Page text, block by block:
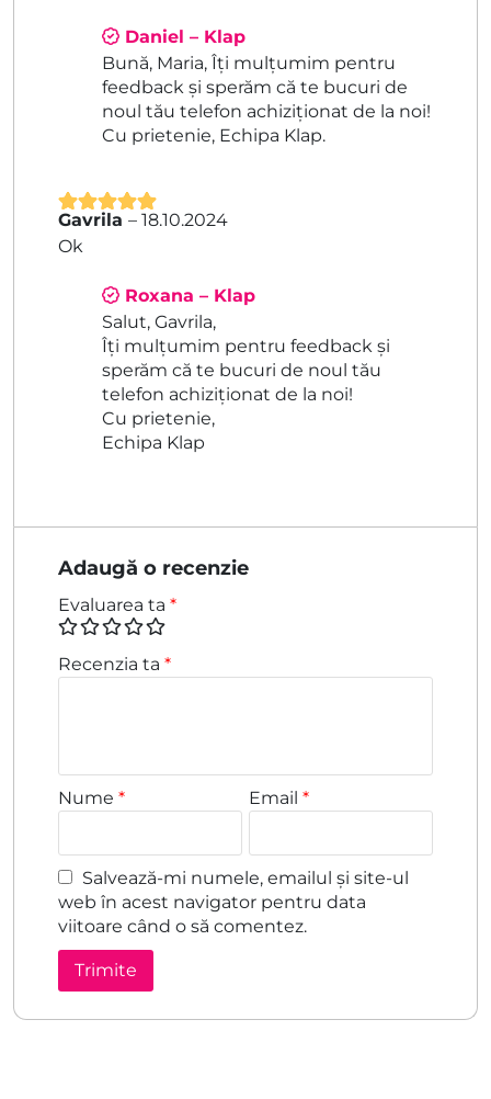
Daniel – Klap
Bună, Maria, Îți mulțumim pentru
feedback și sperăm că te bucuri de
noul tău telefon achiziționat de la noi!
Cu prietenie, Echipa Klap.
Evaluat la 5
din 5
Gavrila – 18.10.2024
Ok
Roxana – Klap
Salut, Gavrila,
Îți mulțumim pentru feedback și
sperăm că te bucuri de noul tău
telefon achiziționat de la noi!
Cu prietenie,
Echipa Klap
Adaugă o recenzie
Evaluarea ta *
Recenzia ta *
Nume * Email*
Salvează-mi numele, emailul și site-ul
web în acest navigator pentru data
viitoare când o să comentez.